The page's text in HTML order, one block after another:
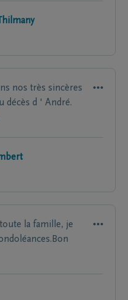
nos très sincères
décès d ' André.
la famille, je